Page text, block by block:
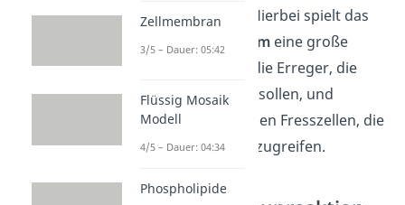
infizierten Zellen. Hierbei spielt das
Komplementsystem eine große
Rolle. Es markiert die Erreger, die
vernichtet werden sollen, und
ermöglicht somit den Fresszellen, die
richtigen Zellen anzugreifen.
Zellmembran
3/5 – Dauer: 05:42
Flüssig Mosaik
Modell
4/5 – Dauer: 04:34
Phospholipide